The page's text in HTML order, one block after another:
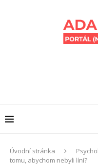
Úvodní stránka
tomu, abychom nebyli líní?